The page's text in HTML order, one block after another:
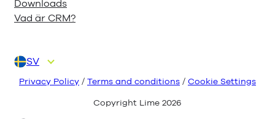
Downloads
Vad är CRM?
SV
Privacy Policy / Terms and conditions / Cookie Settings
Copyright Lime 2026